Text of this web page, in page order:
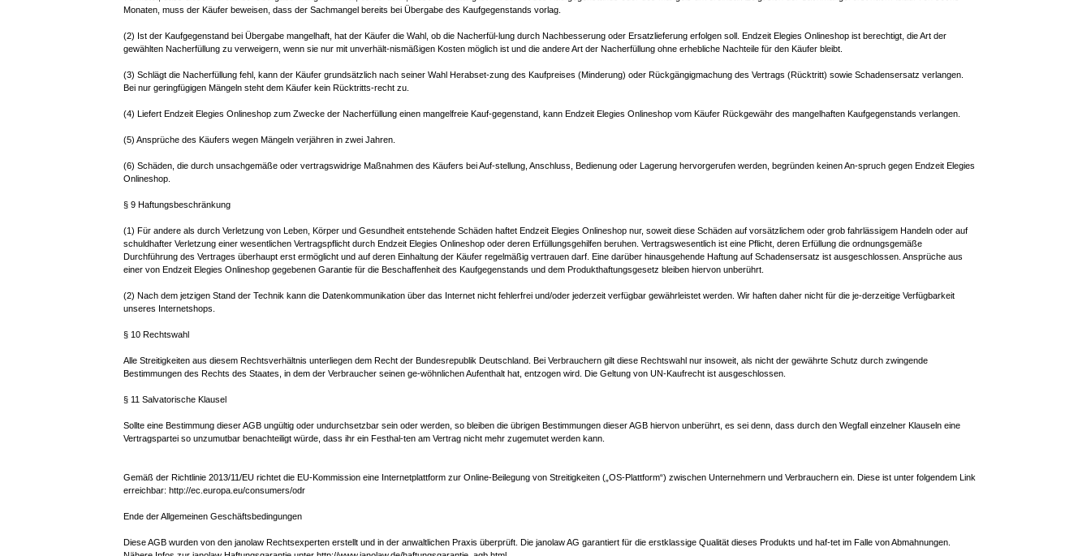
Monaten, muss der Käufer beweisen, dass der Sachmangel bereits bei Übergabe des Kaufgegenstands vorlag.
(2) Ist der Kaufgegenstand bei Übergabe mangelhaft, hat der Käufer die Wahl, ob die Nacherfül-lung durch Nachbesserung oder Ersatzlieferung erfolgen soll. Endzeit Elegies Onlineshop ist berechtigt, die Art der
gewählten Nacherfüllung zu verweigern, wenn sie nur mit unverhält-nismäßigen Kosten möglich ist und die andere Art der Nacherfüllung ohne erhebliche Nachteile für den Käufer bleibt.
(3) Schlägt die Nacherfüllung fehl, kann der Käufer grundsätzlich nach seiner Wahl Herabset-zung des Kaufpreises (Minderung) oder Rückgängigmachung des Vertrags (Rücktritt) sowie Schadensersatz verlangen.
Bei nur geringfügigen Mängeln steht dem Käufer kein Rücktritts-recht zu.
(4) Liefert Endzeit Elegies Onlineshop zum Zwecke der Nacherfüllung einen mangelfreie Kauf-gegenstand, kann Endzeit Elegies Onlineshop vom Käufer Rückgewähr des mangelhaften Kaufgegenstands verlangen.
(5) Ansprüche des Käufers wegen Mängeln verjähren in zwei Jahren.
(6) Schäden, die durch unsachgemäße oder vertragswidrige Maßnahmen des Käufers bei Auf-stellung, Anschluss, Bedienung oder Lagerung hervorgerufen werden, begründen keinen An-spruch gegen Endzeit Elegies
Onlineshop.
§ 9 Haftungsbeschränkung
(1) Für andere als durch Verletzung von Leben, Körper und Gesundheit entstehende Schäden haftet Endzeit Elegies Onlineshop nur, soweit diese Schäden auf vorsätzlichem oder grob fahrlässigem Handeln oder auf
schuldhafter Verletzung einer wesentlichen Vertragspflicht durch Endzeit Elegies Onlineshop oder deren Erfüllungsgehilfen beruhen. Vertragswesentlich ist eine Pflicht, deren Erfüllung die ordnungsgemäße
Durchführung des Vertrages überhaupt erst ermöglicht und auf deren Einhaltung der Käufer regelmäßig vertrauen darf. Eine darüber hinausgehende Haftung auf Schadensersatz ist ausgeschlossen. Ansprüche aus
einer von Endzeit Elegies Onlineshop gegebenen Garantie für die Beschaffenheit des Kaufgegenstands und dem Produkthaftungsgesetz bleiben hiervon unberührt.
(2) Nach dem jetzigen Stand der Technik kann die Datenkommunikation über das Internet nicht fehlerfrei und/oder jederzeit verfügbar gewährleistet werden. Wir haften daher nicht für die je-derzeitige Verfügbarkeit
unseres Internetshops.
§ 10 Rechtswahl
Alle Streitigkeiten aus diesem Rechtsverhältnis unterliegen dem Recht der Bundesrepublik Deutschland. Bei Verbrauchern gilt diese Rechtswahl nur insoweit, als nicht der gewährte Schutz durch zwingende
Bestimmungen des Rechts des Staates, in dem der Verbraucher seinen ge-wöhnlichen Aufenthalt hat, entzogen wird. Die Geltung von UN-Kaufrecht ist ausgeschlossen.
§ 11 Salvatorische Klausel
Sollte eine Bestimmung dieser AGB ungültig oder undurchsetzbar sein oder werden, so bleiben die übrigen Bestimmungen dieser AGB hiervon unberührt, es sei denn, dass durch den Wegfall einzelner Klauseln eine
Vertragspartei so unzumutbar benachteiligt würde, dass ihr ein Festhal-ten am Vertrag nicht mehr zugemutet werden kann.
Gemäß der Richtlinie 2013/11/EU richtet die EU-Kommission eine Internetplattform zur Online-Beilegung von Streitigkeiten („OS-Plattform“) zwischen Unternehmern und Verbrauchern ein. Diese ist unter folgendem Link
erreichbar: http://ec.europa.eu/consumers/odr
Ende der Allgemeinen Geschäftsbedingungen
Diese AGB wurden von den janolaw Rechtsexperten erstellt und in der anwaltlichen Praxis überprüft. Die janolaw AG garantiert für die erstklassige Qualität dieses Produkts und haf-tet im Falle von Abmahnungen.